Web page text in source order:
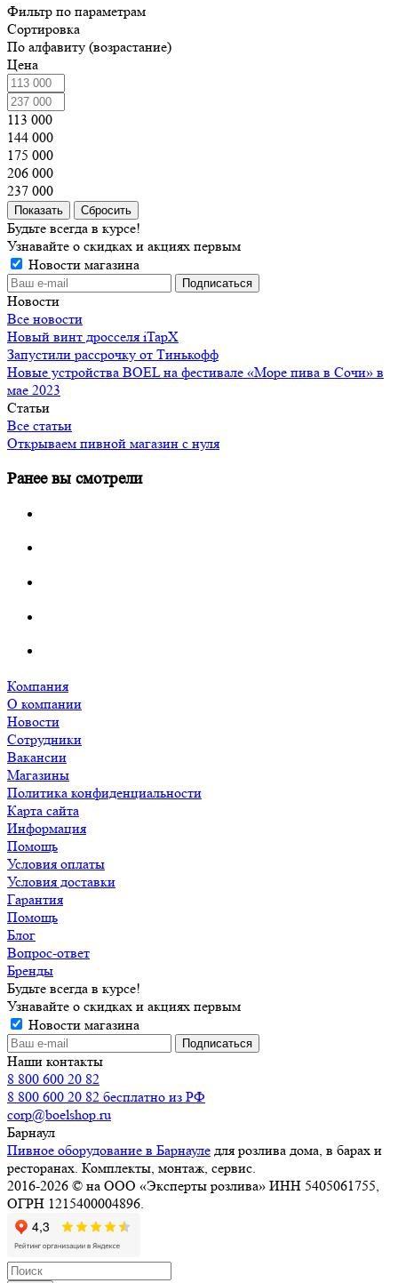
Фильтр по параметрам
Сортировка
По алфавиту (возрастание)
Цена
113 000
144 000
175 000
206 000
237 000
Сбросить
Будьте всегда в курсе!
Узнавайте о скидках и акциях первым
Новости магазина
Новости
Все новости
Новый винт дросселя iTapX
Запустили рассрочку от Тинькофф
Новые устройства BOEL на фестивале «Море пива в Сочи» в
мае 2023
Статьи
Все статьи
Открываем пивной магазин с нуля
Ранее вы смотрели
Компания
О компании
Новости
Сотрудники
Вакансии
Магазины
Политика конфиденциальности
Карта сайта
Информация
Помощь
Условия оплаты
Условия доставки
Гарантия
Помощь
Блог
Вопрос-ответ
Бренды
Будьте всегда в курсе!
Узнавайте о скидках и акциях первым
Новости магазина
Наши контакты
8 800 600 20 82
8 800 600 20 82 бесплатно из РФ
corp@boelshop.ru
Барнаул
Пивное оборудование в Барнауле для розлива дома, в барах и
ресторанах. Комплекты, монтаж, сервис.
2016-2026 © на ООО «Эксперты розлива» ИНН 5405061755,
ОГРН 1215400004896.